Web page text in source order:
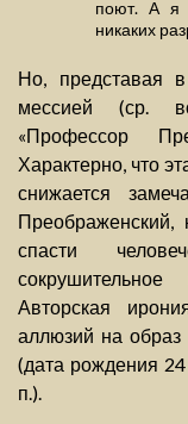
поют. А я
никаких
Но, представая
мессией (ср.
«Профессор
Характерно, что
снижается
спасти
Авторская
аллюзий на
(дата рождения
п.).